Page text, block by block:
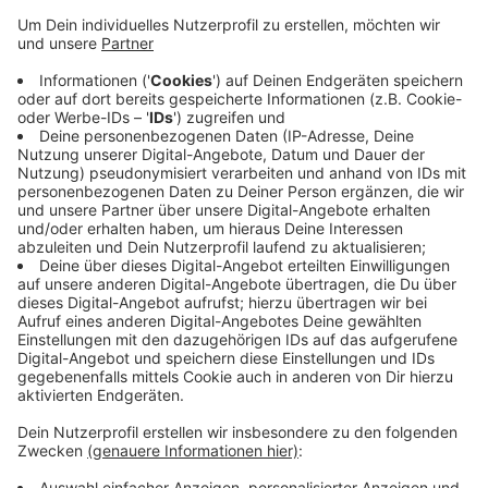
Anzeige
Nachdem er das erste Rad hinausgeschoben hatte,
kehrte er in die Garage zurück und schnappte sich
noch ein zweites Mountainbike. Dabei bemerkte er die
Zeugen und versuchte zu fliehen. Allerdings waren
bereits Zivilfahnder der Polizei vor Ort und nahmen den
Mann vorläufig fest. In seinem Rucksack fanden die
Beamten weitere Fahrradteile, Werkzeug und etwas
Amphetamin. Die Polizei hat die beiden Fahrräder
sichergestellt.CM
Anzeige